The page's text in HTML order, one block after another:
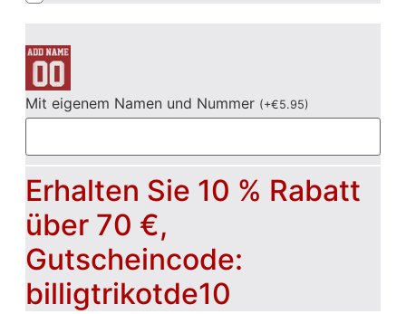
Mit eigenem Namen und Nummer (+€5.95)
Erhalten Sie 10 % Rabatt
über 70 €,
Gutscheincode:
billigtrikotde10